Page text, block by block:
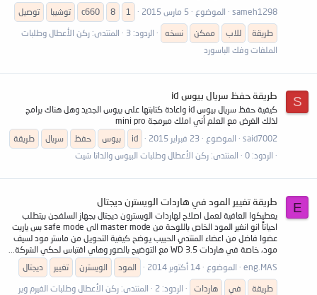
sameh1298
الموضوع 5 مارس 2015 1
8
c660 توشيبا
توصيل
طريقة
للاب ممكن نسخه الردود: 3 المنتدى: ركن الأعطال وطلبات
الملفات وفك الباسورد
S طريقة حفظ سريال بيوس id
كيفية حفظ سريال بيوس id واعادة كتابتها على بيوس الجديد وهل هناك برامج
لذلك الغرض مع العلم أني املك مبرمجة mini pro
said7002
الموضوع 23 فبراير 2015 id بيوس حفظ سريال
طريقة
الردود: 0
المنتدى: ركن الأعطال وطلبات البيوس والداتا شيت
E طريقة تغيير المود في هاردات الويسترن ديجتال
يعطيكوا العافية لعمل اصلاح لهاردات الويسترون ديجتال بجهاز السلفجن بيتطلب
احياناً انو انغير المود الخاص باللوحة من master mode الى safe mode بس ياريت
عضوا فاضل من اعضاء المنتدي الحبيب يوضح كيفية التحويل من ماستر مود لسيف
مود، خاصة في هاردات WD 3.5 مع التوضيح بالصور وهاي اقتباس لحكي الشركة...
eng.MAS
الموضوع 14 أكتوبر 2014 المود الويسترن تغيير
ديجتال
طريقة
في هاردات الردود: 2 المنتدى: ركن الأعطال وطلبات الفيرم وير